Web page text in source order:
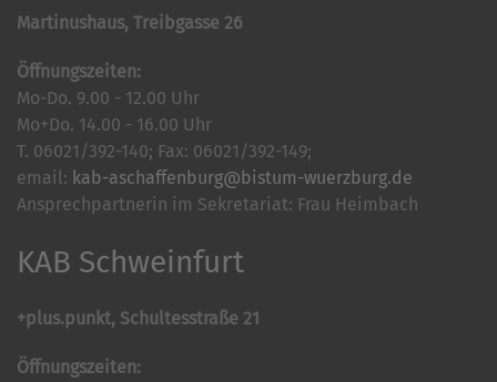
Martinushaus, Treibgasse 26
Öffnungszeiten:
Mo-Do. 9.00 - 12.00 Uhr
Mo+Do. 14.00 - 16.00 Uhr
T. 06021/392-140; Fax: 06021/392-149;
email: kab-aschaffenburg@bistum-wuerzburg.de
Ansprechpartnerin im Sekretariat: Frau Heimbach
KAB Schweinfurt
+plus.punkt, Schultesstraße 21
Öffnungszeiten: